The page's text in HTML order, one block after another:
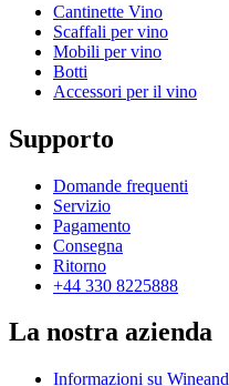
Cantinette Vino
Scaffali per vino
Mobili per vino
Botti
Accessori per il vino
Supporto
Domande frequenti
Servizio
Pagamento
Consegna
Ritorno
+44 330 8225888
La nostra azienda
Informazioni su